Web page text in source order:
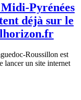
Pyrénées
déjà sur le
Roussillon est
lancer un site internet